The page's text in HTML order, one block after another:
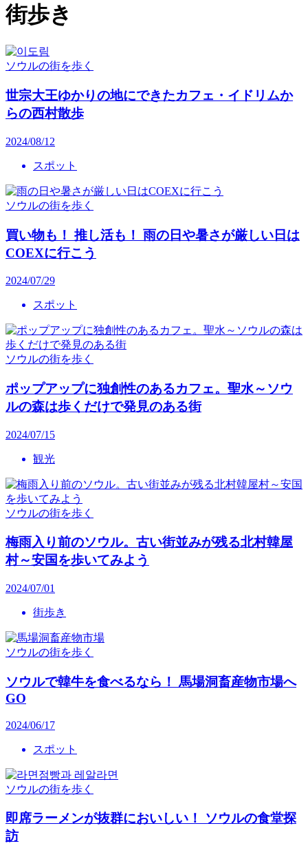
街歩き
ソウルの街を歩く
世宗大王ゆかりの地にできたカフェ・イドリムか
らの西村散歩
2024/08/12
スポット
ソウルの街を歩く
買い物も！ 推し活も！ 雨の日や暑さが厳しい日は
COEXに行こう
2024/07/29
スポット
ソウルの街を歩く
ポップアップに独創性のあるカフェ。聖水～ソウ
ルの森は歩くだけで発見のある街
2024/07/15
観光
ソウルの街を歩く
梅雨入り前のソウル。古い街並みが残る北村韓屋
村～安国を歩いてみよう
2024/07/01
街歩き
ソウルの街を歩く
ソウルで韓牛を食べるなら！ 馬場洞畜産物市場へ
GO
2024/06/17
スポット
ソウルの街を歩く
即席ラーメンが抜群においしい！ ソウルの食堂探
訪